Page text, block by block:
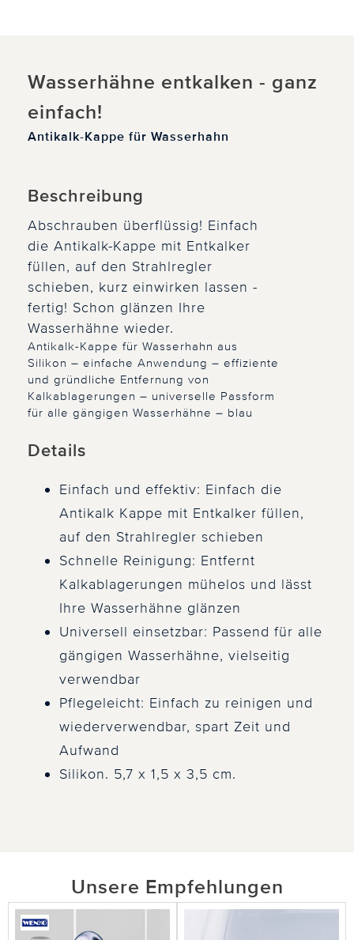
Wasserhähne entkalken - ganz
einfach!
Antikalk-Kappe für Wasserhahn
Beschreibung
Abschrauben überflüssig! Einfach
die Antikalk-Kappe mit Entkalker
füllen, auf den Strahlregler
schieben, kurz einwirken lassen -
fertig! Schon glänzen Ihre
Wasserhähne wieder.
Antikalk-Kappe für Wasserhahn aus
Silikon – einfache Anwendung – effiziente
und gründliche Entfernung von
Kalkablagerungen – universelle Passform
für alle gängigen Wasserhähne – blau
Details
Einfach und effektiv: Einfach die
Antikalk Kappe mit Entkalker füllen,
auf den Strahlregler schieben
Schnelle Reinigung: Entfernt
Kalkablagerungen mühelos und lässt
Ihre Wasserhähne glänzen
Universell einsetzbar: Passend für alle
gängigen Wasserhähne, vielseitig
verwendbar
Pflegeleicht: Einfach zu reinigen und
wiederverwendbar, spart Zeit und
Aufwand
Silikon. 5,7 x 1,5 x 3,5 cm.
Unsere Empfehlungen